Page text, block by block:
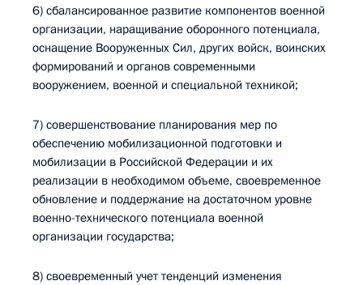
6) сбалансированное развитие компонентов военной
организации, наращивание оборонного потенциала,
оснащение Вооруженных Сил, других войск, воинских
формирований и органов современными
вооружением, военной и специальной техникой;
7) совершенствование планирования мер по
обеспечению мобилизационной подготовки и
мобилизации в Российской Федерации и их
реализации в необходимом объеме, своевременное
обновление и поддержание на достаточном уровне
военно-технического потенциала военной
организации государства;
8) своевременный учет тенденций изменения